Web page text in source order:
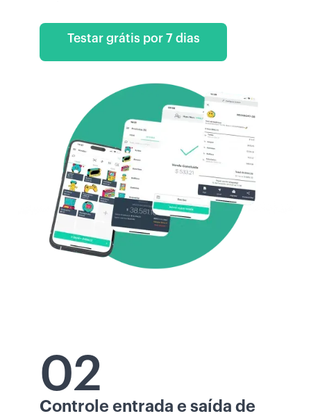
Testar grátis por 7 dias
02
Controle entrada e saída de